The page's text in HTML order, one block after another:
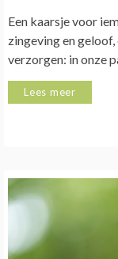
Een kaarsje voor
zingeving en
verzorgen: in onze
Lees meer